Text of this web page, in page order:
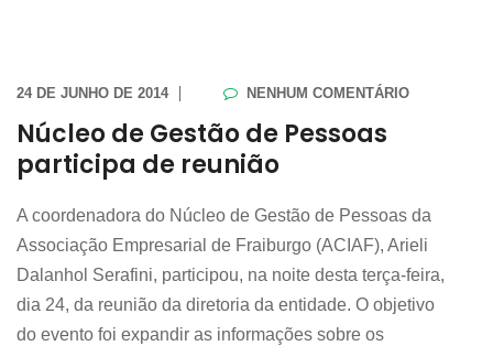
24 DE JUNHO DE 2014 NENHUM COMENTÁRIO
Núcleo de Gestão de Pessoas
participa de reunião
A coordenadora do Núcleo de Gestão de Pessoas da
Associação Empresarial de Fraiburgo (ACIAF), Arieli
Dalanhol Serafini, participou, na noite desta terça-feira,
dia 24, da reunião da diretoria da entidade. O objetivo
do evento foi expandir as informações sobre os